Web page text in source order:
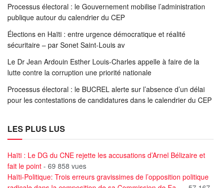
Processus électoral : le Gouvernement mobilise l’administration
publique autour du calendrier du CEP
Élections en Haïti : entre urgence démocratique et réalité
sécuritaire – par Sonet Saint-Louis av
Le Dr Jean Ardouin Esther Louis-Charles appelle à faire de la
lutte contre la corruption une priorité nationale
Processus électoral : le BUCREL alerte sur l’absence d’un délai
pour les contestations de candidatures dans le calendrier du CEP
LES PLUS LUS
Haïti : Le DG du CNE rejette les accusations d’Arnel Bélizaire et
fait le point - 69 858 vues
Haïti-Politique: Trois erreurs gravissimes de l’opposition politique